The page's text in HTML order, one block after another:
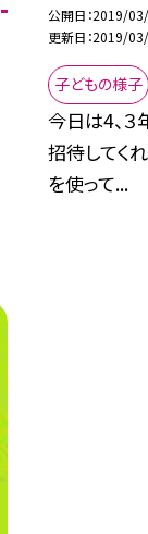
公開日 2019/
更新日 2019/
子どもの様子
今日は4、
招待してく
を使って...